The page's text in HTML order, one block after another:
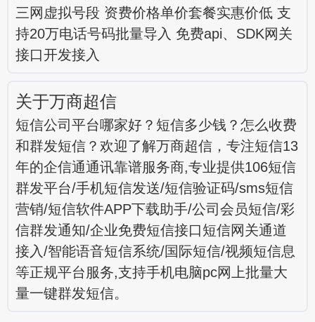
三网虚拟号段 资费价格单价套餐实惠价低 支
持20万电话号码批量导入 免费api、SDK网关
接口开发接入
关于万商超信
短信公司平台哪家好？短信多少钱？怎么收费
和群发短信？欢迎了解万商超信，专注短信13
年的企信通通讯靠谱服务商,专业提供106短信
群发平台/手机短信发送/短信验证码/sms短信
营销/短信软件APP下载助手/公司会员短信/彩
信群发通知/企业免费短信接口短信网关通道
接入/智能语音短信系统/国际短信/视频短信息
等正规平台服务,支持手机电脑pc网上批量大
量一键群发短信。